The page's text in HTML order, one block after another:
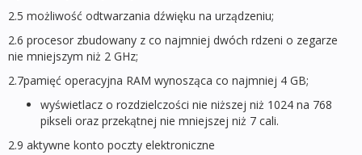
2.5 możliwość odtwarzania dźwięku na urządzeniu;
2.6 procesor zbudowany z co najmniej dwóch rdzeni o zegarze
nie mniejszym niż 2 GHz;
2.7pamięć operacyjna RAM wynosząca co najmniej 4 GB;
wyświetlacz o rozdzielczości nie niższej niż 1024 na 768
pikseli oraz przekątnej nie mniejszej niż 7 cali.
2.9 aktywne konto poczty elektroniczne